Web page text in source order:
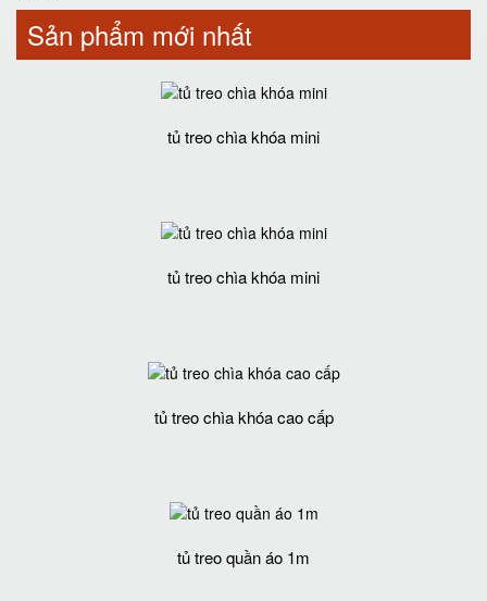
Sản phẩm mới nhất
tủ treo chìa khóa mini
tủ treo chìa khóa mini
tủ treo chìa khóa cao cấp
tủ treo quần áo 1m